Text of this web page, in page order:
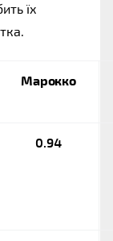
їх
Марокко
0.94